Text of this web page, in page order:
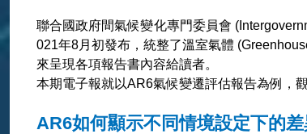
聯合國政府間氣候變化專門委員會
021年8月初發布，統整了溫室氣體
來呈現各項報告書內容給讀者。
本期電子報就以AR6氣候變遷評估報告為例，
AR6如何顯示不同情境設定下的